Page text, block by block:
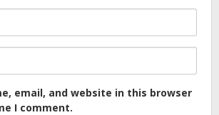
email, and website in this browser
I comment.